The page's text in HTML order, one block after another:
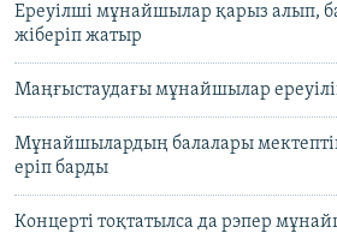
Ереуілші мұнайшылар қарыз алып,
жіберіп жатыр
Маңғыстаудағы мұнайшылар
Мұнайшылардың балалары
еріп барды
Концерті тоқтатылса да рэпер